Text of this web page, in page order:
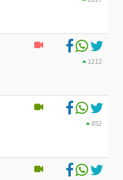
1212
852